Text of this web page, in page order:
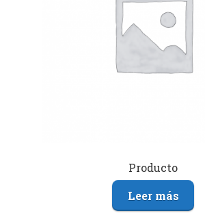
Producto
Leer más